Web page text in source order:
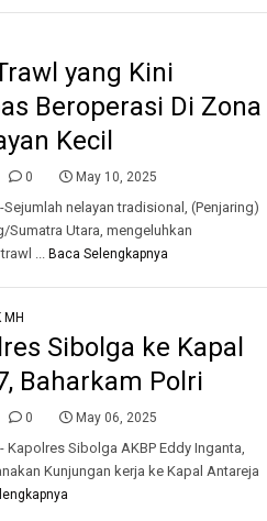
yang Kini
Beroperasi Di Zona
Kecil
0 May 10, 2025
nelayan tradisional, (Penjaring)
Utara, mengeluhkan
...
Baca Selengkapnya
MH
Sibolga ke Kapal
Baharkam Polri
0 May 06, 2025
Sibolga AKBP Eddy Inganta,
Kunjungan kerja ke Kapal Antareja